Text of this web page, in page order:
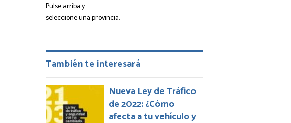
Pulse arriba y
seleccione una provincia.
También te interesará
Nueva Ley de Tráfico
de 2022: ¿Cómo
afecta a tu vehículo y